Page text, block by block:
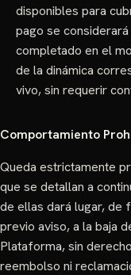
disponibles para
pago se
completado en el
de la dinámica
vivo, sin requerir
Comportamiento
Queda estrictamente
que se detallan a
de ellas dará lugar, de
previo aviso, a la baja
Plataforma, sin
reembolso ni